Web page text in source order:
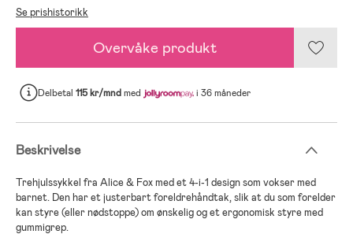
Se prishistorikk
Overvåke produkt
Delbetal 115 kr/mndmed i 36 måneder
Beskrivelse
Trehjulssykkel fra Alice & Fox med et 4-i-1 design som vokser med
barnet. Den har et justerbart foreldrehåndtak, slik at du som forelder
kan styre (eller nødstoppe) om ønskelig og et ergonomisk styre med
gummigrep.